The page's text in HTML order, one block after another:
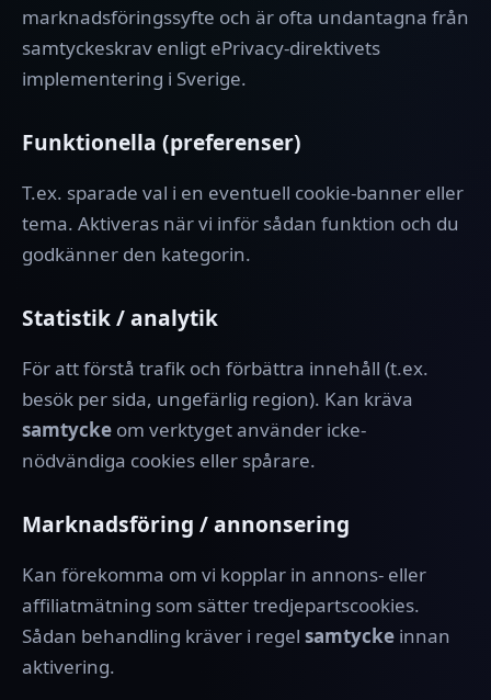
marknadsföringssyfte och är ofta undantagna från
samtyckeskrav enligt ePrivacy-direktivets
implementering i Sverige.
Funktionella (preferenser)
T.ex. sparade val i en eventuell cookie-banner eller
tema. Aktiveras när vi inför sådan funktion och du
godkänner den kategorin.
Statistik / analytik
För att förstå trafik och förbättra innehåll (t.ex.
besök per sida, ungefärlig region). Kan kräva
samtycke om verktyget använder icke-
nödvändiga cookies eller spårare.
Marknadsföring / annonsering
Kan förekomma om vi kopplar in annons- eller
affiliatmätning som sätter tredjepartscookies.
Sådan behandling kräver i regel samtycke innan
aktivering.